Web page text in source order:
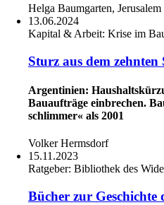
Helga Baumgarten, Jerusalem
13.06.2024
Kapital & Arbeit: Krise im
Sturz aus dem zehnten
Argentinien:
Bauaufträge einbrechen.
schlimmer« als 2001
Volker Hermsdorf
15.11.2023
Ratgeber: Bibliothek des
Bücher zur Geschichte